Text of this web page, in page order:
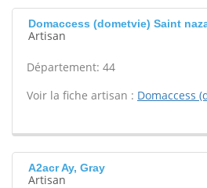
Domaccess (dometvie) Saint
Artisan
Département: 44
Voir la fiche artisan : Domaccess
A2acr Ay, Gray
Artisan